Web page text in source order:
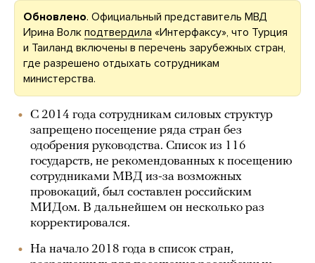
Обновлено. Официальный представитель МВД
Ирина Волк подтвердила «Интерфаксу», что Турция
и Таиланд включены в перечень зарубежных стран,
где разрешено отдыхать сотрудникам
министерства.
С 2014 года сотрудникам силовых структур
запрещено посещение ряда стран без
одобрения руководства. Список из 116
государств, не рекомендованных к посещению
сотрудниками МВД из-за возможных
провокаций, был составлен российским
МИДом. В дальнейшем он несколько раз
корректировался.
На начало 2018 года в список стран,